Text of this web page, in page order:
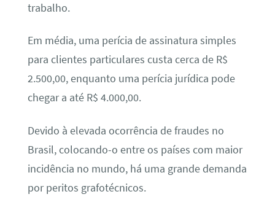
trabalho.
Em média, uma perícia de assinatura simples
para clientes particulares custa cerca de R$
2.500,00, enquanto uma perícia jurídica pode
chegar a até R$ 4.000,00.
Devido à elevada ocorrência de fraudes no
Brasil, colocando-o entre os países com maior
incidência no mundo, há uma grande demanda
por peritos grafotécnicos.